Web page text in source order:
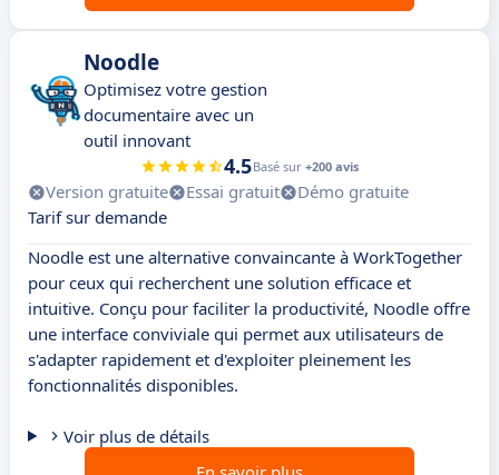
Noodle
Optimisez votre gestion
documentaire avec un
outil innovant
4.5Basé sur +200 avis
Version gratuite Essai gratuit
Démo gratuite
Tarif sur demande
Noodle est une alternative convaincante à WorkTogether
pour ceux qui recherchent une solution efficace et
intuitive. Conçu pour faciliter la productivité, Noodle offre
une interface conviviale qui permet aux utilisateurs de
s'adapter rapidement et d'exploiter pleinement les
fonctionnalités disponibles.
Voir plus de détails